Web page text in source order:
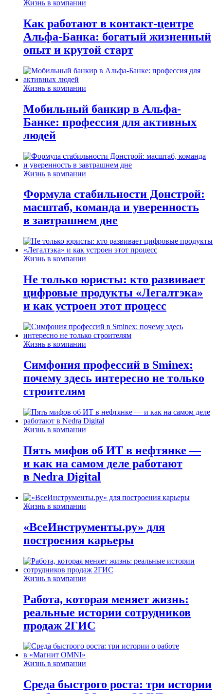
Жизнь в компании
Как работают в контакт-центре
Альфа-Банка: богатый жизненный
опыт и крутой старт
Жизнь в компании
Мобильный банкир в Альфа-
Банке: профессия для активных
людей
Жизнь в компании
Формула стабильности Донстрой:
масштаб, команда и уверенность
в завтрашнем дне
Жизнь в компании
Не только юристы: кто развивает
цифровые продукты «Легалтэка»
и как устроен этот процесс
Жизнь в компании
Симфония профессий в Sminex:
почему здесь интересно не только
строителям
Жизнь в компании
Пять мифов об ИТ в нефтянке —
и как на самом деле работают
в Nedra Digital
Жизнь в компании
«ВсеИнструменты.ру» для
построения карьеры
Жизнь в компании
Работа, которая меняет жизнь:
реальные истории сотрудников
продаж 2ГИС
Жизнь в компании
Среда быстрого роста: три истории